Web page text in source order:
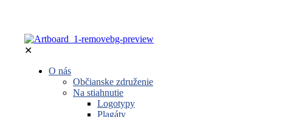
✕
O nás
Občianske združenie
Na stiahnutie
Logotypy
Plagáty